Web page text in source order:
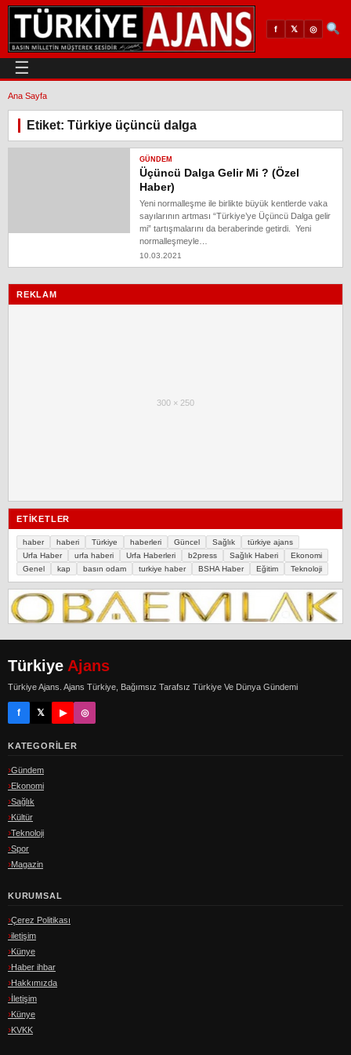
f 𝕏 ◎
☰
Ana Sayfa
Etiket: Türkiye üçüncü dalga
GÜNDEM
Üçüncü Dalga Gelir Mi ? (Özel
Haber)
Yeni normalleşme ile birlikte büyük kentlerde vaka
sayılarının artması “Türkiye’ye Üçüncü Dalga gelir
mi” tartışmalarını da beraberinde getirdi. Yeni
normalleşmeyle…
10.03.2021
REKLAM
300 × 250
ETIKETLER
haber haberi Türkiye haberleri Güncel Sağlık
türkiye ajans
Urfa Haber
urfa haberi Urfa Haberleri b2press Sağlık Haberi
Ekonomi
Genel
kap basın odam turkiye haber BSHA Haber Eğitim Teknoloji
Türkiye Ajans
Türkiye Ajans. Ajans Türkiye, Bağımsız Tarafsız Türkiye Ve Dünya Gündemi
f 𝕏 ▶ ◎
KATEGORILER
Gündem
Ekonomi
Sağlık
Kültür
Teknoloji
Spor
Magazin
KURUMSAL
Çerez Politikası
iletişim
Künye
Haber ihbar
Hakkımızda
İletişim
Künye
KVKK